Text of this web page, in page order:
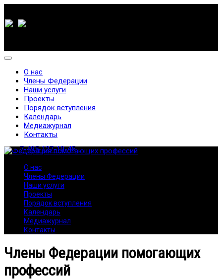
7-495-127-10-45
О нас
Члены Федерации
Наши услуги
Проекты
Порядок вступления
Календарь
Медиажурнал
Контакты
О нас
Члены Федерации
Наши услуги
Проекты
Порядок вступления
Календарь
Медиажурнал
Контакты
Члены Федерации помогающих
профессий